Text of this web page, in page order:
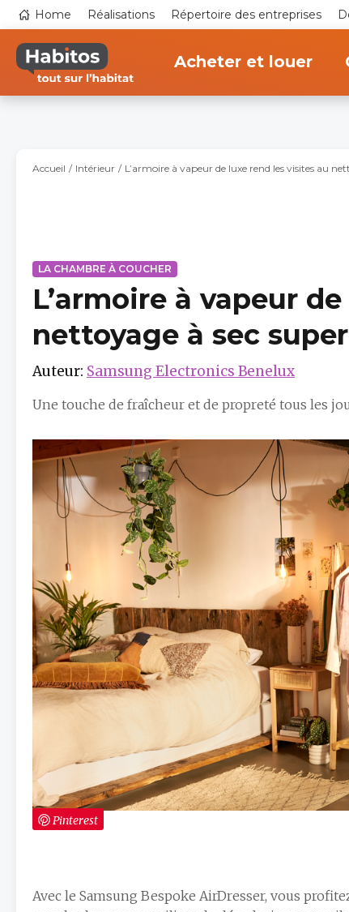
contenu
principal
Top
navigation
Home Réalisations Répertoire des entreprises
Acheter et louer
Accueil Intérieur L’armoire à vapeur de luxe rend les visites au
LA CHAMBRE À COUCHER
L’armoire à vapeur
nettoyage à sec
Auteur: Samsung Electronics Benelux
Une touche de fraîcheur et de propreté tous les
Pinterest
Avec le Samsung Bespoke AirDresser, vous